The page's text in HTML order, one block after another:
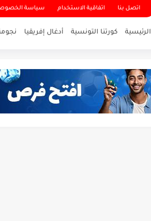
اتصل بنا اتفاقية الاستخدام سياسة
الرئيسية كورتنا التونسية أدغال إفريقيا